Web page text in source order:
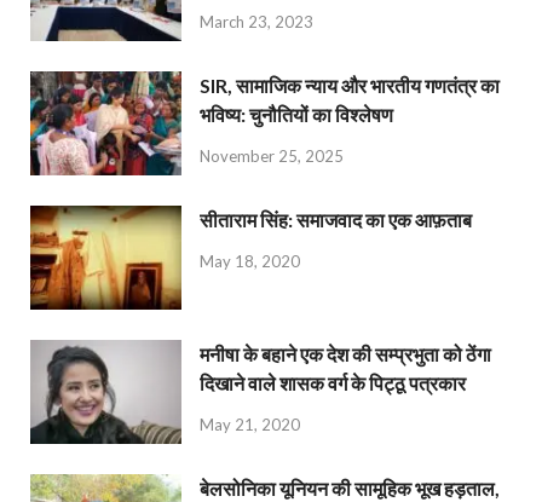
March 23, 2023
SIR, सामाजिक न्याय और भारतीय गणतंत्र का
भविष्य: चुनौतियों का विश्लेषण
November 25, 2025
सीताराम सिंह: समाजवाद का एक आफ़ताब
May 18, 2020
मनीषा के बहाने एक देश की सम्प्रभुता को ठेंगा
दिखाने वाले शासक वर्ग के पिट्ठू पत्रकार
May 21, 2020
बेलसोनिका यूनियन की सामूहिक भूख हड़ताल,